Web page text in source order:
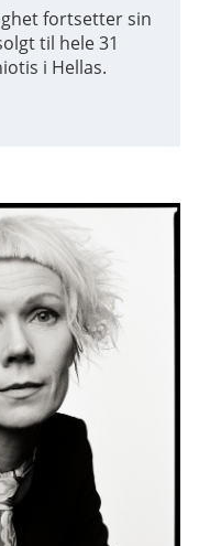
fortsetter sin
til hele 31
i Hellas.